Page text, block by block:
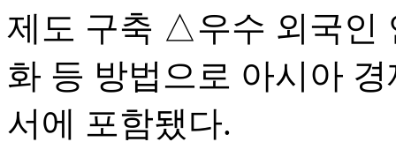
제도 구축 △우수 외국인
화 등 방법으로 아시아
서에 포함됐다.